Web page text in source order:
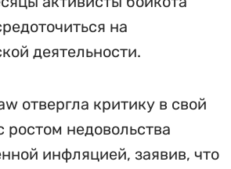
на
деятельности.
отвергла критику в свой
ростом недовольства
инфляцией, заявив, что